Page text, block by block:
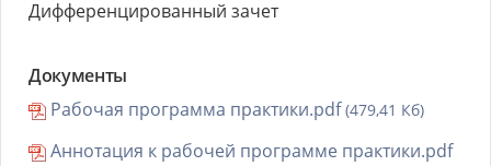
Дифференцированный зачет
Документы
Рабочая программа практики.pdf(479,41 Кб)
Аннотация к рабочей программе практики.pdf